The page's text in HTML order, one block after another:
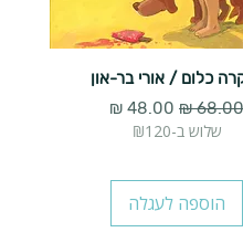
כלום / אורי בר-און
מחיר רגיל מחיר מבצע
שלוש ב-₪120
הוספה לעגלה